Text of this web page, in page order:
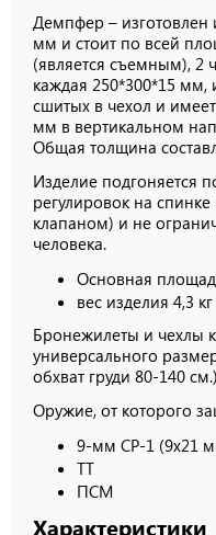
Демпфер – изготовлен
мм и стоит по всей
(является съемным), 2
каждая 250*300*15 мм,
сшитых в чехол и
мм в вертикальном
Общая толщина
Изделие подгоняется
регулировок на
клапаном) и не
человека.
Основная
вес изделия 4,3 кг
Бронежилеты и чехлы
универсального
обхват груди 80-140
Оружие, от которого
9-мм СР-1 (9х21
ТТ
ПСМ
Характеристики